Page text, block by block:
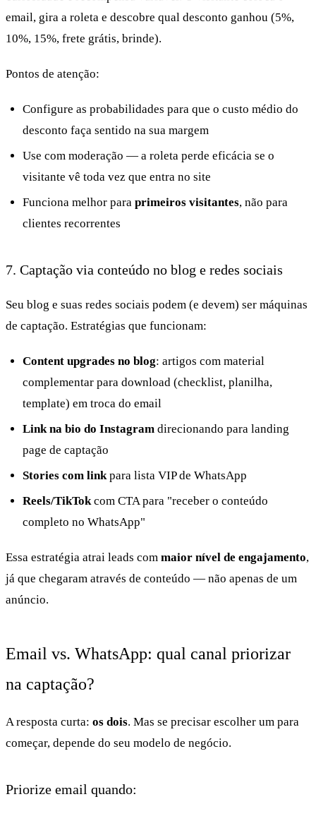
email, gira a roleta e descobre qual desconto ganhou (5%,
10%, 15%, frete grátis, brinde).
Pontos de atenção:
Configure as probabilidades para que o custo médio do
desconto faça sentido na sua margem
Use com moderação — a roleta perde eficácia se o
visitante vê toda vez que entra no site
Funciona melhor para primeiros visitantes, não para
clientes recorrentes
7. Captação via conteúdo no blog e redes sociais
Seu blog e suas redes sociais podem (e devem) ser máquinas
de captação. Estratégias que funcionam:
Content upgrades no blog: artigos com material
complementar para download (checklist, planilha,
template) em troca do email
Link na bio do Instagram direcionando para landing
page de captação
Stories com linkpara lista VIP de WhatsApp
Reels/TikTokcom CTA para "receber o conteúdo
completo no WhatsApp"
Essa estratégia atrai leads com maior nível de engajamento,
já que chegaram através de conteúdo — não apenas de um
anúncio.
Email vs. WhatsApp: qual canal priorizar
na captação?
A resposta curta: os dois. Mas se precisar escolher um para
começar, depende do seu modelo de negócio.
Priorize email quando: